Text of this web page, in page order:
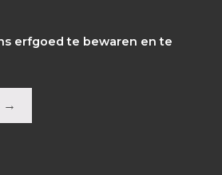
erfgoed te bewaren en te
→